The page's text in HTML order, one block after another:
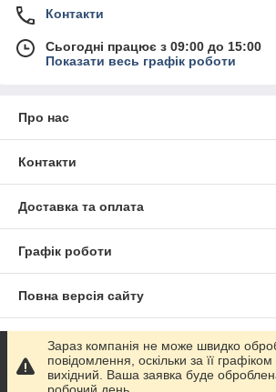
Контакти
Сьогодні працює з 09:00 до 15:00
Показати весь графік роботи
Про нас
Контакти
Доставка та оплата
Графік роботи
Повна версія сайту
Сайт створено на маркетплейсі Prom.ua
Політика конфіденційності
Зараз компанія не може швидко
повідомлення, оскільки за її
вихідний. Ваша заявка буде